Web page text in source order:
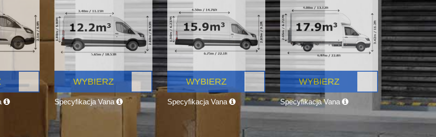
WYBIERZ
Specyfikacja Vana
WYBIERZ
Specyfikacja Vana
WYBIERZ
Specyfikacja Vana